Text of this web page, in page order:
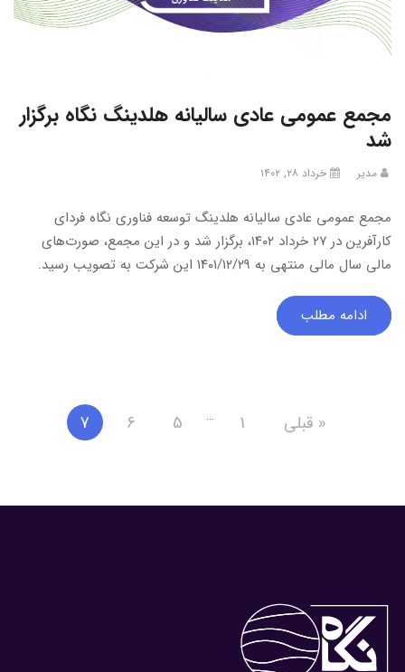
مجمع عمومی عادی سالیانه هلدینگ نگاه برگزار
شد
مدیر خرداد ۲۸, ۱۴۰۲
مجمع عمومی عادی سالیانه هلدینگ توسعه فناوری نگاه فردای
کارآفرین در ۲۷ خرداد ۱۴۰۲، برگزار شد و در این مجمع، صورت‌های
مالی سال مالی منتهی به ۱۴۰۱/۱۲/۲۹ این شرکت به تصویب رسید.
ادامه مطلب
« قبلی 1
…
5
6
7